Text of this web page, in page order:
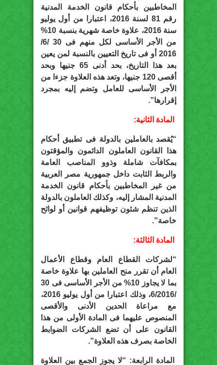
المخاطبين بأحكام قانون الخدمة المدنية
رقم 81 لسنة 2016، اعتبارا من أول يوليو
سنة 2016، علاوة خاصة شهرية بنسبة 10%
من الأجر الأساسى لكل منهم فى 30 /6/
2016 أو فى تاريخ التعيين بالنسبة لمن يعين
بعد هذا التاريخ، بحد أدنى 65 جنيها وبحد
أقصى 120 جنيها، وتعد هذه العلاوة جزءا من
الأجر الأساسى للعامل وتضم إليه بمجرد
إقرارها”.
المادة الثانية:
“يُقصد بالعاملين بالدولة فى تطبيق أحكام
هذا القانون العاملون الدائمون والمؤقتون
بمكافآت شاملة وذوو المناصب العامة
والربط الثابت داخل جمهورية مصر العربية
من غير المخاطبين بأحكام قانون الخدمة
المدنية المشار إليه، وكذلك العاملون بالدولة
الذين تنظم شئون توظيفهم قوانين أو لوائح
خاصة”.
المادة الثالثة:
“لشركات القطاع العام وقطاع الأعمال
العام أن تقرر منح العاملين بها علاوة خاصة
بما لا يجاوز 10% من الأجر الأساسى فى 30
/6/2016، وذلك اعتبارا من أول يوليو 2016،
مع مراعاة الحدين الأدنى والأقصى
المنصوص عليهما فى المادة الأولى من هذا
القانون على أن تضع الشركات الضوابط
الخاصة بصرف هذه العلاوة”.
المادة الرابعة: “لا يجوز الجمع بين العلاوة